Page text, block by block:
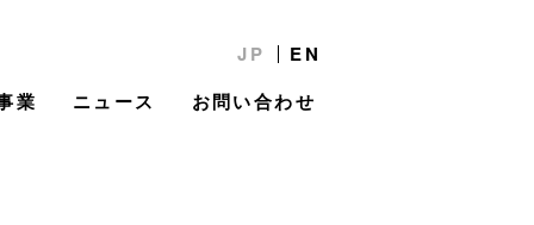
業 ニュース お問い合わせ
JP EN